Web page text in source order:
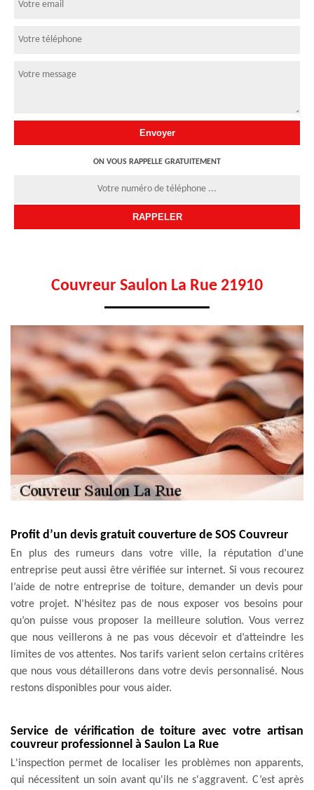
ON VOUS RAPPELLE GRATUITEMENT
Couvreur Saulon La Rue 21910
Profit d’un devis gratuit couverture de SOS Couvreur
En plus des rumeurs dans votre ville, la réputation d’une
entreprise peut aussi être vérifiée sur internet. Si vous recourez
l’aide de notre entreprise de toiture, demander un devis pour
votre projet. N’hésitez pas de nous exposer vos besoins pour
qu’on puisse vous proposer la meilleure solution. Vous verrez
que nous veillerons à ne pas vous décevoir et d’atteindre les
limites de vos attentes. Nos tarifs varient selon certains critères
que nous vous détaillerons dans votre devis personnalisé. Nous
restons disponibles pour vous aider.
Service de vérification de toiture avec votre artisan
couvreur professionnel à Saulon La Rue
L'inspection permet de localiser les problèmes non apparents,
qui nécessitent un soin avant qu'ils ne s'aggravent. C’est après